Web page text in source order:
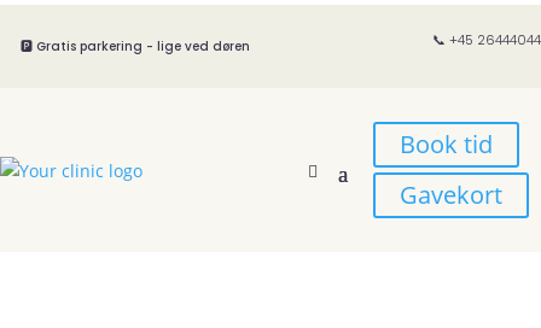
🅿️ Gratis parkering - lige ved døren 📞 +45 26444044
Book tid
Gavekort